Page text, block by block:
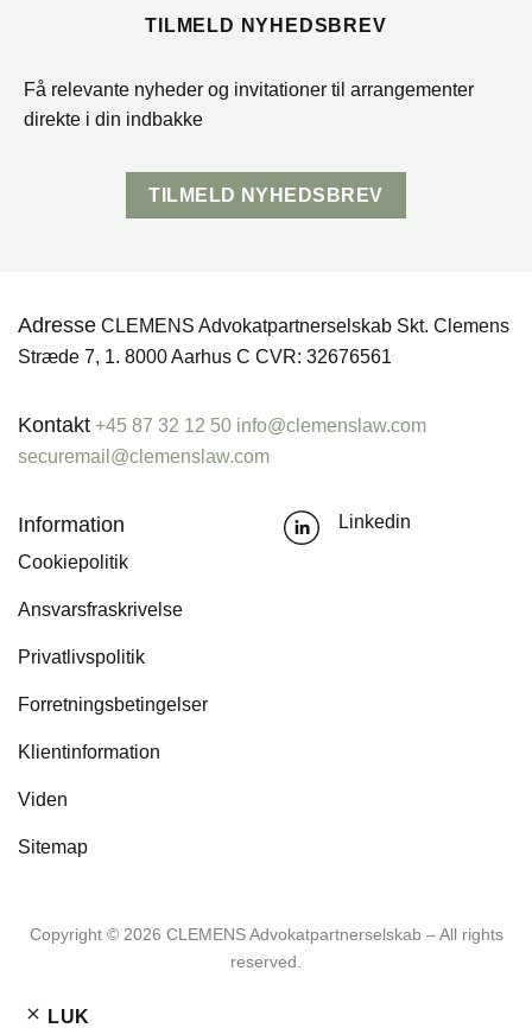
TILMELD NYHEDSBREV
Få relevante nyheder og invitationer til arrangementer
direkte i din indbakke
TILMELD NYHEDSBREV
Adresse CLEMENS Advokatpartnerselskab Skt. Clemens
Stræde 7, 1. 8000 Aarhus C CVR: 32676561
Kontakt +45 87 32 12 50 info@clemenslaw.com
securemail@clemenslaw.com
Information
Cookiepolitik
Ansvarsfraskrivelse
Privatlivspolitik
Forretningsbetingelser
Klientinformation
Viden
Sitemap
Linkedin
Copyright ©️ 2026 CLEMENS Advokatpartnerselskab – All rights
reserved.
LUK